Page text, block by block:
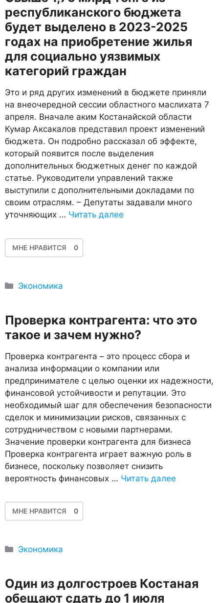
республиканского бюджета
будет выделено в 2023-2025
годах на приобретение жилья
для социально уязвимых
категорий граждан
Это и ряд других изменений в бюджете приняли
на внеочередной сессии областного маслихата 7
апреля. Вначале аким Костанайской области
Кумар Аксакалов представил проект изменений
бюджета. Он подробно рассказал об эффекте,
который появится после выделения
дополнительных бюджетных денег по каждой
статье. Руководители управлений также
выступили с дополнительными докладами по
своим отраслям. – Депутаты задавали много
уточняющих … Читать далее
МНЕ НРАВИТСЯ 0
Рубрики
Экономика
Проверка контрагента: что это
такое и зачем нужно?
Проверка контрагента – это процесс сбора и
анализа информации о компании или
предпринимателе с целью оценки их надежности,
финансовой устойчивости и репутации. Это
необходимый шаг для обеспечения безопасности
сделок и минимизации рисков, связанных с
сотрудничеством с новыми партнерами.
Значение проверки контрагента для бизнеса
Проверка контрагента играет важную роль в
бизнесе, поскольку позволяет снизить
вероятность финансовых … Читать далее
МНЕ НРАВИТСЯ 0
Рубрики
Экономика
Один из долгостроев Костаная
обещают сдать до 1 июля